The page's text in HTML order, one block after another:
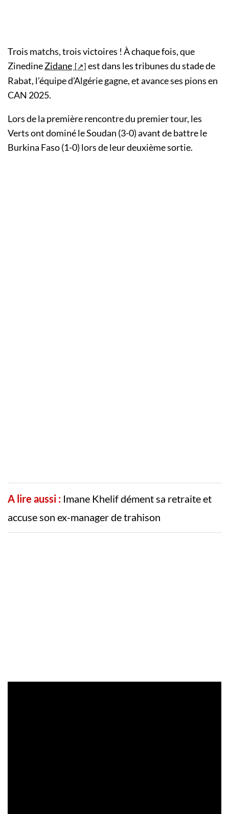
Trois matchs, trois victoires ! À chaque fois, que
ZinedineZidane
est dans les tribunes du stade de
Rabat, l’équipe d’Algérie gagne, et avance ses pions en
CAN 2025.
Lors de la première rencontre du premier tour, les
Verts ont dominé le Soudan (3-0) avant de battre le
Burkina Faso (1-0) lors de leur deuxième sortie.
A lire aussi : Imane Khelif dément sa retraite et
accuse son ex-manager de trahison